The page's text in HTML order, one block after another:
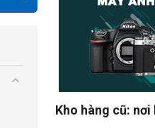
Kho hàng cũ: